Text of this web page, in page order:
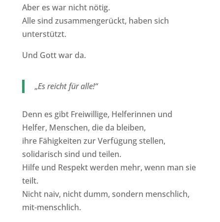
Aber es war nicht nötig.
Alle sind zusammengerückt, haben sich
unterstützt.
Und Gott war da.
„Es reicht für alle!“
Denn es gibt Freiwillige, Helferinnen und
Helfer, Menschen, die da bleiben,
ihre Fähigkeiten zur Verfügung stellen,
solidarisch sind und teilen.
Hilfe und Respekt werden mehr, wenn man sie
teilt.
Nicht naiv, nicht dumm, sondern menschlich,
mit-menschlich.